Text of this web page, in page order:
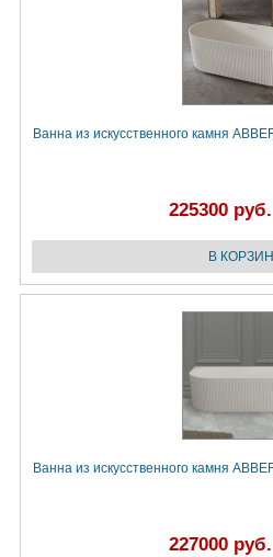
Ванна из искусственного камня
225300 руб.
Ванна из искусственного камня
227000 руб.